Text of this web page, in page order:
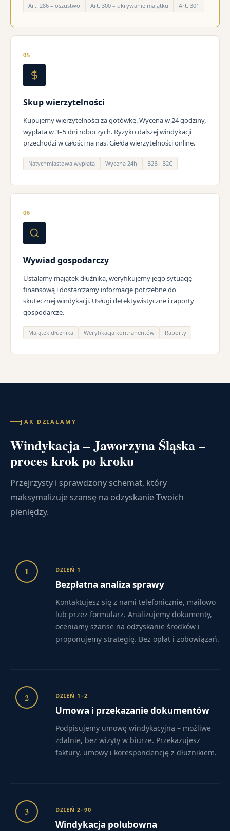
Art. 286 – oszustwo Art. 300 – ukrywanie majątku Art. 301
05
Skup wierzytelności
Kupujemy wierzytelności za gotówkę. Wycena w 24 godziny,
wypłata w 3–5 dni roboczych. Ryzyko dalszej windykacji
przechodzi w całości na nas. Giełda wierzytelności online.
Natychmiastowa wypłata Wycena 24h B2B i B2C
06
Wywiad gospodarczy
Ustalamy majątek dłużnika, weryfikujemy jego sytuację
finansową i dostarczamy informacje potrzebne do
skutecznej windykacji. Usługi detektywistyczne i raporty
gospodarcze.
Majątek dłużnika Weryfikacja kontrahentów Raporty
JAK DZIAŁAMY
Windykacja – Jaworzyna Śląska –
proces krok po kroku
Przejrzysty i sprawdzony schemat, który
maksymalizuje szansę na odzyskanie Twoich
pieniędzy.
1 DZIEŃ 1
Bezpłatna analiza sprawy
Kontaktujesz się z nami telefonicznie, mailowo
lub przez formularz. Analizujemy dokumenty,
oceniamy szanse na odzyskanie środków i
proponujemy strategię. Bez opłat i zobowiązań.
2 DZIEŃ 1–2
Umowa i przekazanie dokumentów
Podpisujemy umowę windykacyjną – możliwe
zdalnie, bez wizyty w biurze. Przekazujesz
faktury, umowy i korespondencję z dłużnikiem.
3 DZIEŃ 2–90
Windykacja polubowna